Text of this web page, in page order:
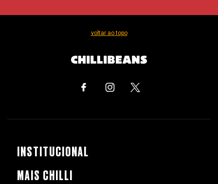
voltar ao topo
INSTITUCIONAL
MAIS CHILLI